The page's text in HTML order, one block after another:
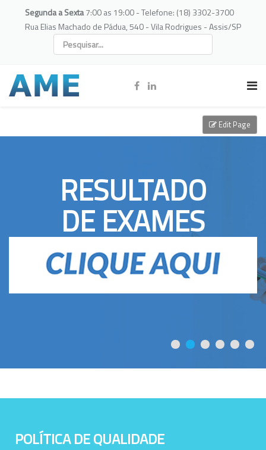
Segunda a Sexta7:00 as 19:00 - Telefone: (18) 3302-3700
Rua Elias Machado de Pádua, 540 - Vila Rodrigues - Assis/SP
RESULTADO
DE EXAMES
POLÍTICA DE QUALIDADE
Edit Page